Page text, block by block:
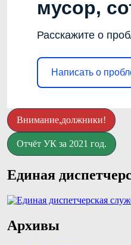
мусор,
Расскажите о
Написать о
Внимание,должники!
Отчёт УК за 2021 год.
Единая
Архивы